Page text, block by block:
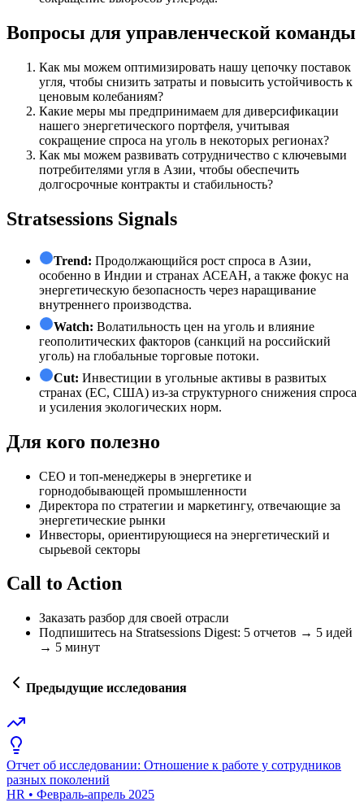
Вопросы для управленческой команды
Как мы можем оптимизировать нашу цепочку поставок
угля, чтобы снизить затраты и повысить устойчивость к
ценовым колебаниям?
Какие меры мы предпринимаем для диверсификации
нашего энергетического портфеля, учитывая
сокращение спроса на уголь в некоторых регионах?
Как мы можем развивать сотрудничество с ключевыми
потребителями угля в Азии, чтобы обеспечить
долгосрочные контракты и стабильность?
Stratsessions Signals
Trend: Продолжающийся рост спроса в Азии,
особенно в Индии и странах АСЕАН, а также фокус на
энергетическую безопасность через наращивание
внутреннего производства.
Watch: Волатильность цен на уголь и влияние
геополитических факторов (санкций на российский
уголь) на глобальные торговые потоки.
Cut: Инвестиции в угольные активы в развитых
странах (ЕС, США) из-за структурного снижения спроса
и усиления экологических норм.
Для кого полезно
СЕО и топ-менеджеры в энергетике и
горнодобывающей промышленности
Директора по стратегии и маркетингу, отвечающие за
энергетические рынки
Инвесторы, ориентирующиеся на энергетический и
сырьевой секторы
Call to Action
Заказать разбор для своей отрасли
Подпишитесь на Stratsessions Digest: 5 отчетов → 5 идей
→ 5 минут
Предыдущие исследования
Отчет об исследовании: Отношение к работе у сотрудников
разных поколений
HR • Февраль-апрель 2025